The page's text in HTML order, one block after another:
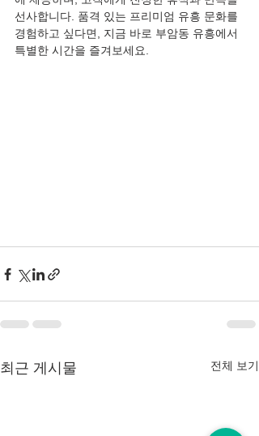
선사합니다. 품격 있는 프리미엄 유흥 문화를
경험하고 싶다면, 지금 바로 부암동 유흥에서
특별한 시간을 즐겨보세요.
최근 게시물 전체 보기